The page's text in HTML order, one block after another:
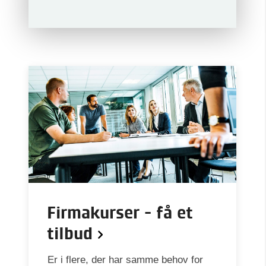
Firmakurser - få et
tilbud
Er i flere, der har samme behov for